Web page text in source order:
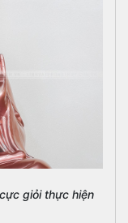
giỏi thực hiện